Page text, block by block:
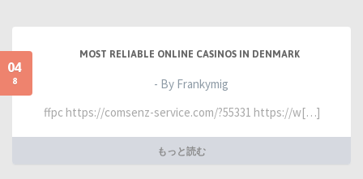
04
8
MOST RELIABLE ONLINE CASINOS IN DENMARK
- By Frankymig
ffpc https://comsenz-service.com/?55331 https://w[…]
もっと読む